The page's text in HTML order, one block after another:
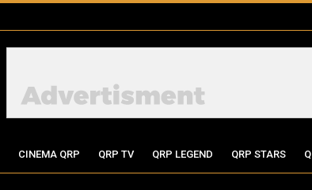
CINEMA QRP QRP TV QRP LEGEND QRP STARS